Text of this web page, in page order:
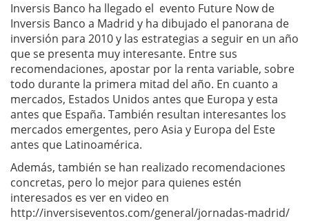
Inversis Banco ha llegado el evento Future Now de
Inversis Banco a Madrid y ha dibujado el panorana de
inversión para 2010 y las estrategias a seguir en un año
que se presenta muy interesante. Entre sus
recomendaciones, apostar por la renta variable, sobre
todo durante la primera mitad del año. En cuanto a
mercados, Estados Unidos antes que Europa y esta
antes que España. También resultan interesantes los
mercados emergentes, pero Asia y Europa del Este
antes que Latinoamérica.
Además, también se han realizado recomendaciones
concretas, pero lo mejor para quienes estén
interesados es ver en video en
http://inversiseventos.com/general/jornadas-madrid/